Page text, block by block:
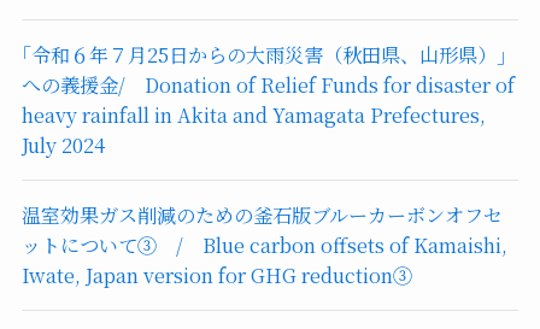
｢令和６年７月25日からの大雨災害（秋田県、山形県）｣
への義援金/ Donation of Relief Funds for disaster of
heavy rainfall in Akita and Yamagata Prefectures,
July 2024
温室効果ガス削減のための釜石版ブルーカーボンオフセ
ットについて③ / Blue carbon offsets of Kamaishi,
Iwate, Japan version for GHG reduction③